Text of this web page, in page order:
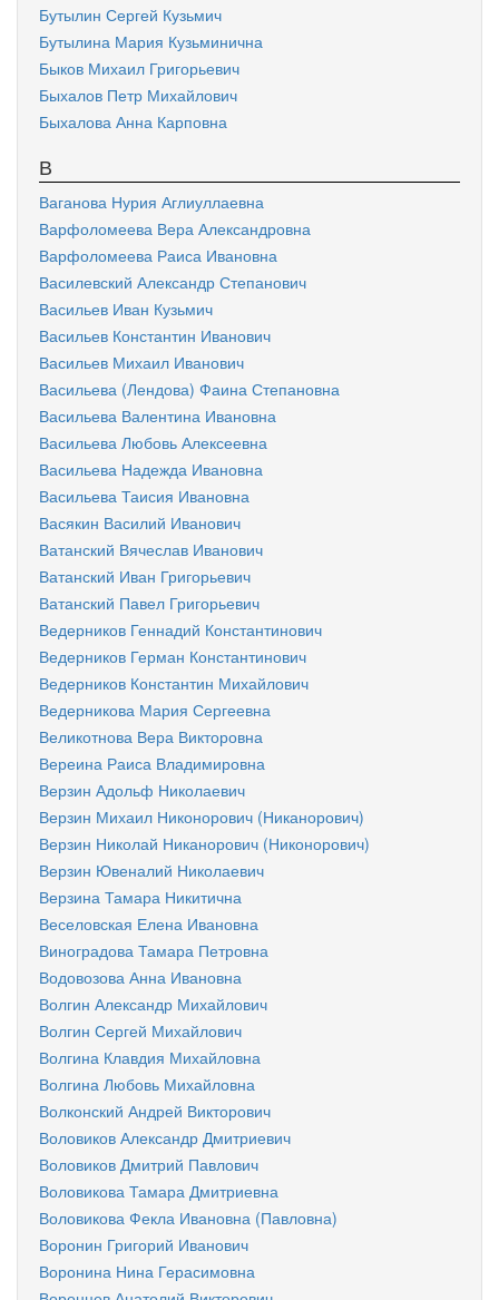
Бутылин Сергей Кузьмич
Бутылина Мария Кузьминична
Быков Михаил Григорьевич
Быхалов Петр Михайлович
Быхалова Анна Карповна
В
Ваганова Нурия Аглиуллаевна
Варфоломеева Вера Александровна
Варфоломеева Раиса Ивановна
Василевский Александр Степанович
Васильев Иван Кузьмич
Васильев Константин Иванович
Васильев Михаил Иванович
Васильева (Лендова) Фаина Степановна
Васильева Валентина Ивановна
Васильева Любовь Алексеевна
Васильева Надежда Ивановна
Васильева Таисия Ивановна
Васякин Василий Иванович
Ватанский Вячеслав Иванович
Ватанский Иван Григорьевич
Ватанский Павел Григорьевич
Ведерников Геннадий Константинович
Ведерников Герман Константинович
Ведерников Константин Михайлович
Ведерникова Мария Сергеевна
Великотнова Вера Викторовна
Вереина Раиса Владимировна
Верзин Адольф Николаевич
Верзин Михаил Никонорович (Никанорович)
Верзин Николай Никанорович (Никонорович)
Верзин Ювеналий Николаевич
Верзина Тамара Никитична
Веселовская Елена Ивановна
Виноградова Тамара Петровна
Водовозова Анна Ивановна
Волгин Александр Михайлович
Волгин Сергей Михайлович
Волгина Клавдия Михайловна
Волгина Любовь Михайловна
Волконский Андрей Викторович
Воловиков Александр Дмитриевич
Воловиков Дмитрий Павлович
Воловикова Тамара Дмитриевна
Воловикова Фекла Ивановна (Павловна)
Воронин Григорий Иванович
Воронина Нина Герасимовна